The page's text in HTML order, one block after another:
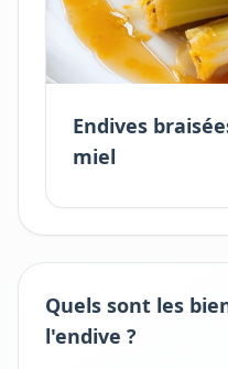
Endives
miel
Quels sont les
l'endive ?